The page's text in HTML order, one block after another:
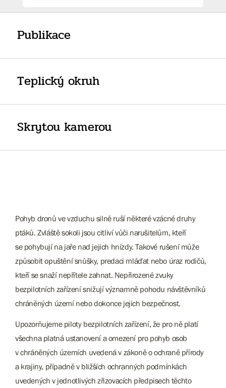
Publikace
Teplický okruh
Skrytou kamerou
Pohyb dronů ve vzduchu silně ruší některé vzácné druhy
ptáků. Zvláště sokoli jsou citliví vůči narušitelům, kteří
se pohybují na jaře nad jejich hnízdy. Takové rušení může
způsobit opuštění snůšky, predaci mláďat nebo úraz rodičů,
kteří se snaží nepřítele zahnat. Nepřirozené zvuky
bezpilotních zařízení snižují významně pohodu návštěvníků
chráněných území nebo dokonce jejich bezpečnost.
Upozorňujeme piloty bezpilotních zařízení, že pro ně platí
všechna platná ustanovení a omezení pro pohyb osob
v chráněných územích uvedená v zákoně o ochraně přírody
a krajiny, případně v bližších ochranných podmínkách
uvedených v jednotlivých zřizovacích předpisech těchto